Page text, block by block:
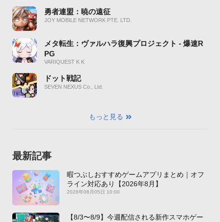
勇者連盟：暁の遠征
JOY MOBILE NETWORK PTE. LTD.
メタ転生：ヴァルハラ復興プロジェクト - 爆速R
PG
VARIQUEST K K
ドット戦記
SEVEN NEXUS Co., Ltd.
もっと見る
最新記事
暇つぶしおすすめゲームアプリまとめ｜オフ
ライン対応あり【2026年8月】
2026年08月05日 10:00
【8/3〜8/9】今週配信される新作スマホゲー